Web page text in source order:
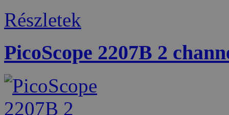
Részletek
PicoScope 2207B 2